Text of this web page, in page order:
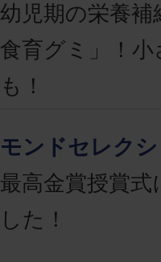
幼児期の栄養
食育グミ」！
も！
モンドセレク
最高金賞授賞
した！